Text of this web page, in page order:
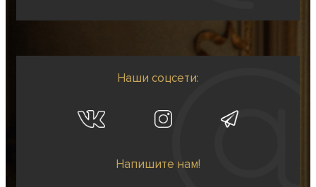
Наши соцсети:
Напишите нам!